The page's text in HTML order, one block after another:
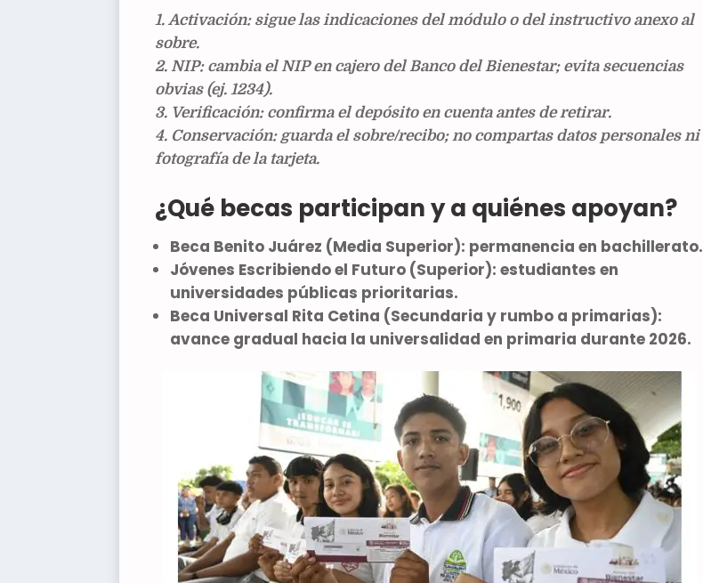
Activación: sigue las indicaciones del módulo o del instructivo anexo al
sobre.
NIP: cambia el NIP en cajero del Banco del Bienestar; evita secuencias
obvias (ej. 1234).
Verificación: confirma el depósitoen cuenta antes de retirar.
Conservación: guarda el sobre/recibo; no compartas datos personales ni
fotografía de la tarjeta.
¿Qué becas participan y a quiénes apoyan?
Beca Benito Juárez (Media Superior): permanencia en bachillerato.
Jóvenes Escribiendo el Futuro (Superior): estudiantes en
universidades públicas prioritarias.
Beca Universal Rita Cetina (Secundaria y rumbo a primarias):
avance gradual hacia la universalidad en primaria durante 2026.